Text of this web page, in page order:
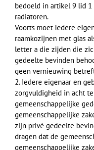
bedoeld in artikel 9 lid 1
radiatoren.
Voorts moet iedere
raamkozijnen met glas
letter a die zijden die
gedeelte bevinden
geen vernieuwing
2. Iedere eigenaar en
zorgvuldigheid in acht
gemeenschappelijke
gemeenschappelijke
zijn privé gedeelte
dragen dat de
gemeenschappelijke